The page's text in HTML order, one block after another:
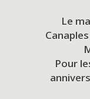
Le
Pour